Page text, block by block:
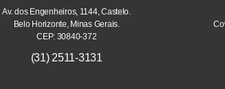
Av. dos Engenheiros, 1144, Castelo.
Belo Horizonte, Minas Gerais.
CEP: 30840-372
(31) 2511-3131